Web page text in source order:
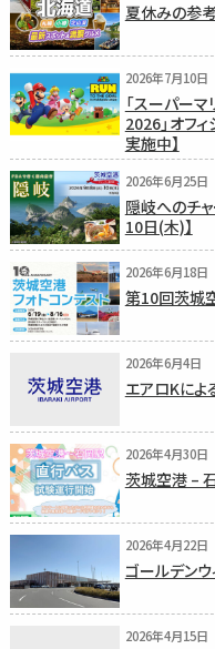
夏休みの参
2026年7月10日
「スーパー
2026」オフ
実施中】
2026年6月25日
隠岐へのチ
10日(木)】
2026年6月18日
第10回茨城
2026年6月4日
エアロKによ
2026年4月30日
茨城空港 –
2026年4月22日
ゴールデン
2026年4月15日